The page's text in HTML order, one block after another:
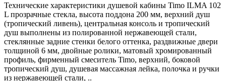
Технические характеристики душевой кабины Timo ILMA 102
L прозрачные стекла, высота поддона 200 мм, верхний душ
(тропический ливень), центральная консоль и тропический
душ выполнены из полированной нержавеющей стали,
стеклянные задние стенки белого оттенка, раздвижные двери
толщиной 6 мм, двойные ролики, матовый хромированный
профиль, фирменный смеситель Timo, верхний, боковой
тропический душ, душевая массажная лейка, полочка и ручки
из нержавеющей стали, ..